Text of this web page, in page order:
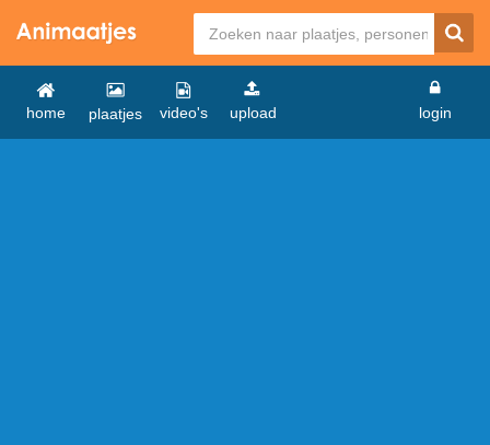
home plaatjes video's upload login